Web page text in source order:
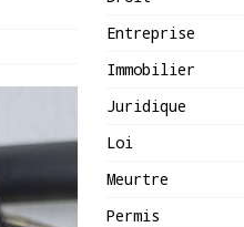
Entreprise
Immobilier
Juridique
Loi
Meurtre
Permis